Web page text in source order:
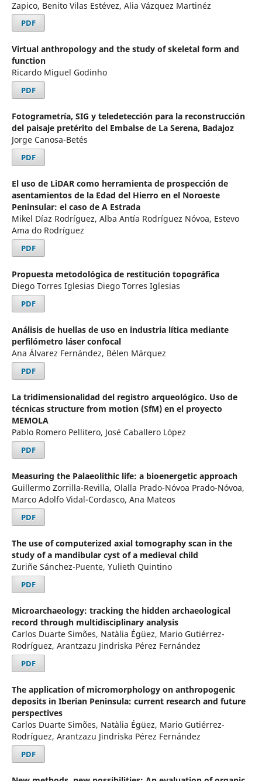
Zapico, Benito Vilas Estévez, Alia Vázquez Martinéz
PDF
Virtual anthropology and the study of skeletal form and
function
Ricardo Miguel Godinho
PDF
Fotogrametría, SIG y teledetección para la reconstrucción
del paisaje pretérito del Embalse de La Serena, Badajoz
Jorge Canosa-Betés
PDF
El uso de LiDAR como herramienta de prospección de
asentamientos de la Edad del Hierro en el Noroeste
Peninsular: el caso de A Estrada
Mikel Díaz Rodríguez, Alba Antía Rodríguez Nóvoa, Estevo
Ama do Rodríguez
PDF
Propuesta metodológica de restitución topográfica
Diego Torres Iglesias Diego Torres Iglesias
PDF
Análisis de huellas de uso en industria lítica mediante
perfilómetro láser confocal
Ana Álvarez Fernández, Bélen Márquez
PDF
La tridimensionalidad del registro arqueológico. Uso de
técnicas structure from motion (SfM) en el proyecto
MEMOLA
Pablo Romero Pellitero, José Caballero López
PDF
Measuring the Palaeolithic life: a bioenergetic approach
Guillermo Zorrilla-Revilla, Olalla Prado-Nóvoa Prado-Nóvoa,
Marco Adolfo Vidal-Cordasco, Ana Mateos
PDF
The use of computerized axial tomography scan in the
study of a mandibular cyst of a medieval child
Zuriñe Sánchez-Puente, Yulieth Quintino
PDF
Microarchaeology: tracking the hidden archaeological
record through multidisciplinary analysis
Carlos Duarte Simões, Natàlia Égüez, Mario Gutiérrez-
Rodríguez, Arantzazu Jindriska Pérez Fernández
PDF
The application of micromorphology on anthropogenic
deposits in Iberian Peninsula: current research and future
perspectives
Carlos Duarte Simões, Natàlia Égüez, Mario Gutiérrez-
Rodríguez, Arantzazu Jindriska Pérez Fernández
PDF